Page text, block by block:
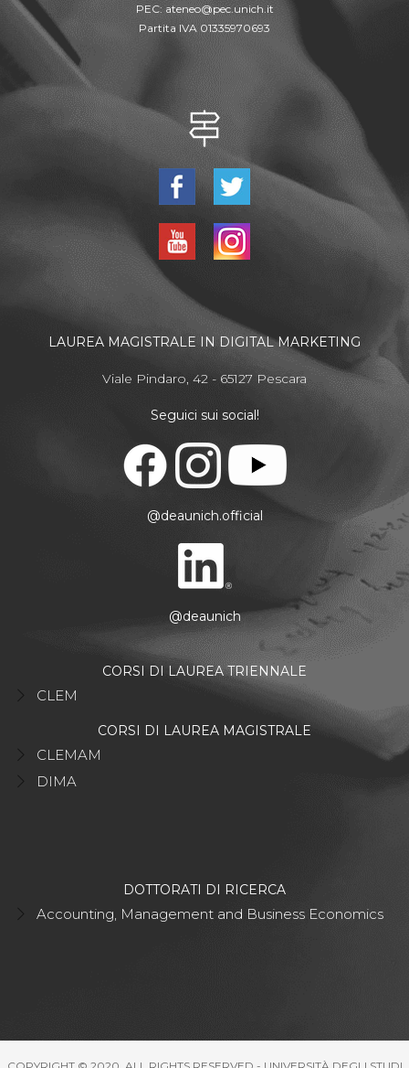
PEC: ateneo@pec.unich.it
Partita IVA 01335970693
LAUREA MAGISTRALE IN DIGITAL MARKETING
Viale Pindaro, 42 - 65127 Pescara
Seguici sui social!
@deaunich.official
@deaunich
CORSI DI LAUREA TRIENNALE
CLEM
CORSI DI LAUREA MAGISTRALE
CLEMAM
DIMA
DOTTORATI DI RICERCA
Accounting, Management and Business Economics